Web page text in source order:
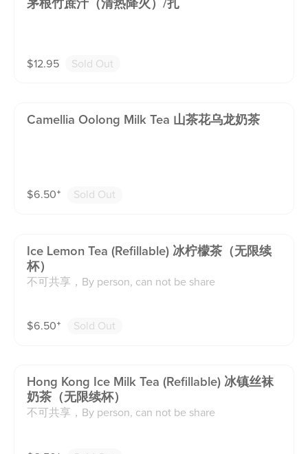
茅根竹蔗汁（清热降火）/扎
$12.95 Sold Out
Camellia Oolong Milk Tea 山茶花乌龙奶茶
$6.50⁺ Sold Out
Ice Lemon Tea (refillable) 冰柠檬茶（无限续
杯）
不可共享，By person, can not be share
$6.50⁺ Sold Out
Hong Kong Ice Milk Tea (refillable) 冰镇丝袜
奶茶（无限续杯）
不可共享，By person, can not be share